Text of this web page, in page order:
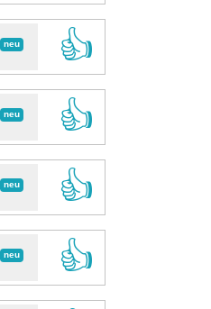
neu
👍
neu
👍
neu
👍
neu
👍